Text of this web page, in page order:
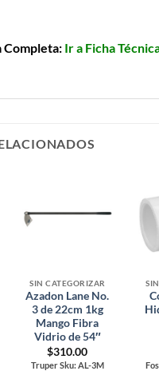
Completa: Ir a Ficha
SIN CATEGORIZAR
Azadon Lane No.
3 de 22cm 1kg
Mango Fibra
Vidrio de 54″
$310.00
Truper Sku: AL-3M